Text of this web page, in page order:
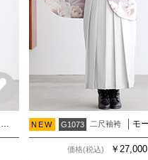
アイボリー スカイミスト牡丹 NEW G1073 二尺袖袴
価格(税込) ￥ 27,000